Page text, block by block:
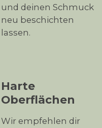
und deinen Schmuck
neu beschichten
lassen.
Harte
Oberflächen
Wir empfehlen dir